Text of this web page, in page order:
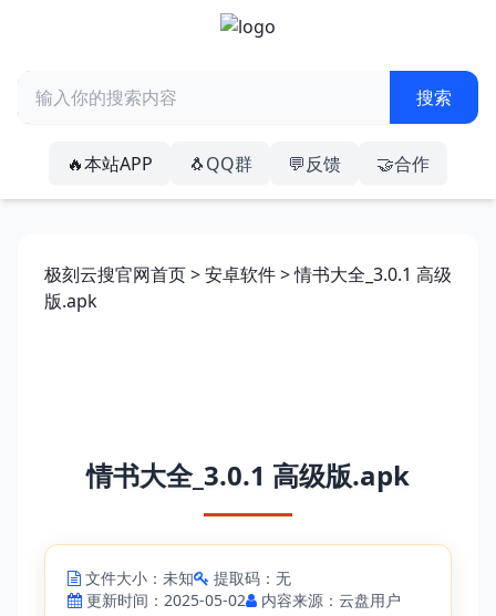
🔥本站APP 🐧QQ群 💬反馈 🤝合作
极刻云搜官网首页>安卓软件> 情书大全_3.0.1 高级
版.apk
情书大全_3.0.1 高级版.apk
文件大小：未知
提取码：无
更新时间：2025-05-02
内容来源：云盘用户